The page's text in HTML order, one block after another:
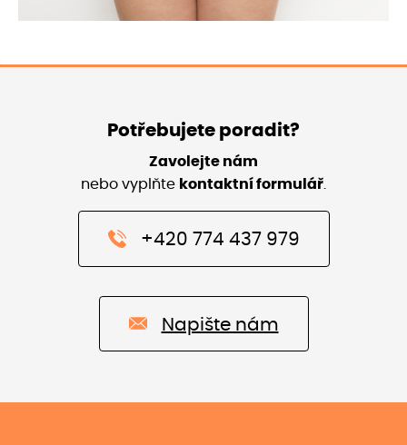
Potřebujete poradit?
Zavolejte nám
nebo vyplňte kontaktní formulář
+420 774 437 979
Napište nám